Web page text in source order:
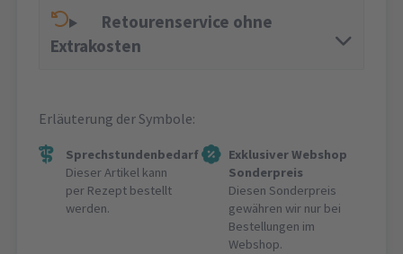
Retourenservice ohne
Extrakosten
Erläuterung der Symbole:
Sprechstundenbedarf
Dieser Artikel kann
per Rezept bestellt
werden.
Exklusiver Webshop
Sonderpreis
Diesen Sonderpreis
gewähren wir nur bei
Bestellungen im
Webshop.